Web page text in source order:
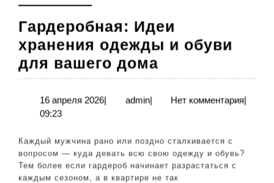
ДАЛЕЕ
Гардеробная: Идеи
хранения одежды и обуви
для вашего дома
Идеи
хранения
и
обуви
для
16 апреля 202616
| adminadmin
| Нет комментария|
09:23
Каждый мужчина рано или поздно сталкивается с
вопросом — куда девать всю свою одежду и обувь?
Тем более если гардероб начинает разрастаться с
каждым сезоном, а в квартире не так